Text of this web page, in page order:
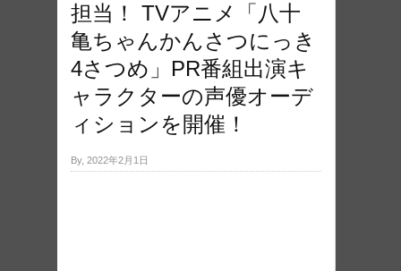
担当！ TVアニメ「八十
亀ちゃんかんさつにっき
4さつめ」PR番組出演キ
ャラクターの声優オーデ
ィションを開催！
By, 2022年2月1日